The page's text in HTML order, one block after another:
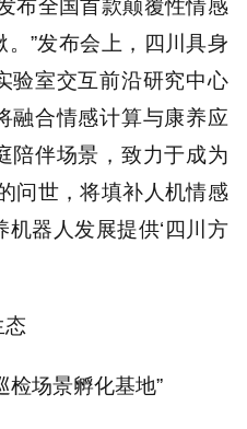
布全国首款颠覆性情感
”发布会上，四川具身
验室交互前沿研究中心
融合情感计算与康养应
陪伴场景，致力于成为
问世，将填补人机情感
器人发展提供‘四川方
态
检场景孵化基地”